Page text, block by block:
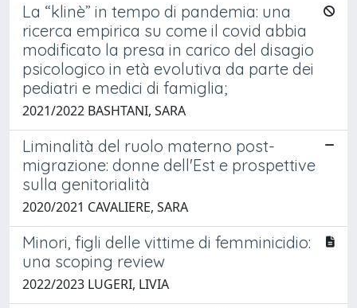
La “klinè” in tempo di pandemia: una
ricerca empirica su come il covid abbia
modificato la presa in carico del disagio
psicologico in età evolutiva da parte dei
pediatri e medici di famiglia;
2021/2022 BASHTANI, SARA
Liminalità del ruolo materno post-
migrazione: donne dell'Est e prospettive
sulla genitorialità
2020/2021 CAVALIERE, SARA
Minori, figli delle vittime di femminicidio:
una scoping review
2022/2023 LUGERI, LIVIA